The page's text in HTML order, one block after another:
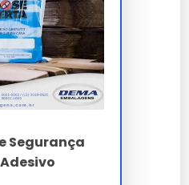
com contrato
Rastreabilidade serial
LGPD decadencial.
comprador valida laudo
EDC,
OTIF 99%. A auditoria
capacidade 80
Segurança